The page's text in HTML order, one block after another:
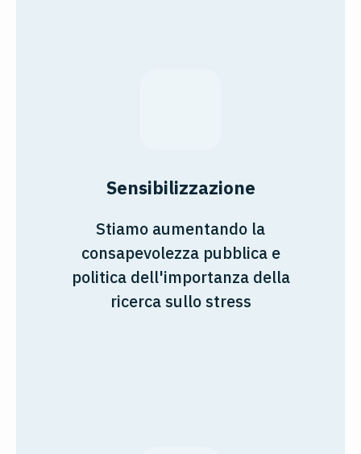
Sensibilizzazione
Stiamo aumentando la
consapevolezza pubblica e
politica dell'importanza della
ricerca sullo stress